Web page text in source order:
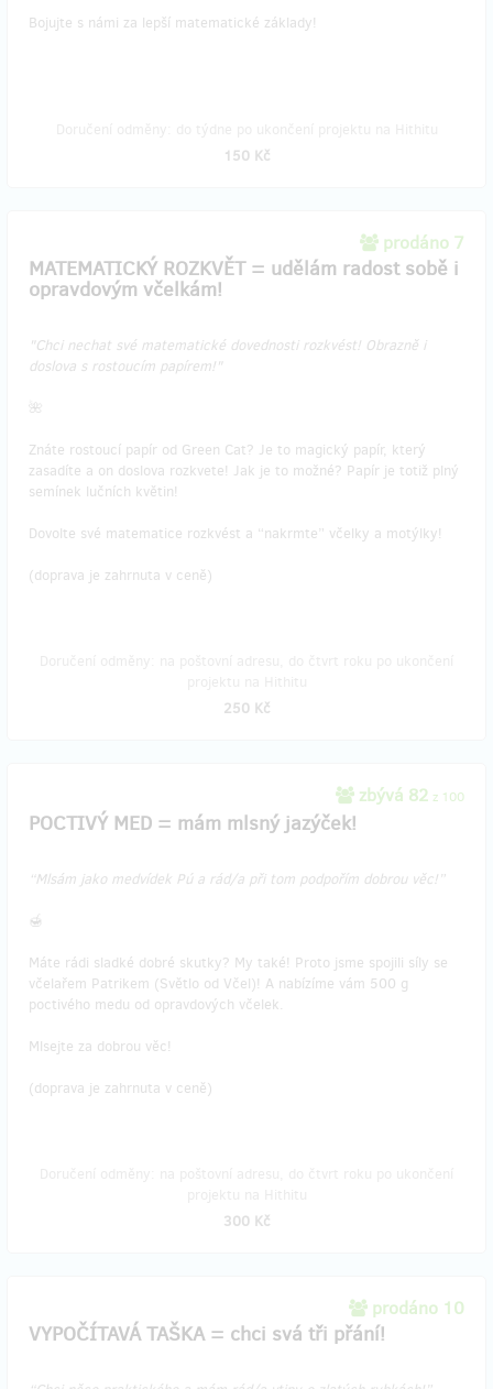
Bojujte s námi za lepší matematické základy!
150 Kč
prodáno 7
MATEMATICKÝ ROZKVĚT = udělám radost sobě i
opravdovým včelkám!
"Chci nechat své matematické dovednosti rozkvést! Obrazně i
doslova s rostoucím papírem!"
🌺
Znáte rostoucí papír od Green Cat? Je to magický papír, který
zasadíte a on doslova rozkvete! Jak je to možné? Papír je totiž plný
semínek lučních květin!
Dovolte své matematice rozkvést a “nakrmte” včelky a motýlky!
(doprava je zahrnuta v ceně)
250 Kč
zbývá 82 z 100
POCTIVÝ MED = mám mlsný jazýček!
“Mlsám jako medvídek Pú a rád/a při tom podpořím dobrou věc!”
🍯
Máte rádi sladké dobré skutky? My také! Proto jsme spojili síly se
včelařem Patrikem (Světlo od Včel)! A nabízíme vám 500 g
poctivého medu od opravdových včelek.
Mlsejte za dobrou věc!
(doprava je zahrnuta v ceně)
300 Kč
prodáno 10
VYPOČÍTAVÁ TAŠKA = chci svá tři přání!